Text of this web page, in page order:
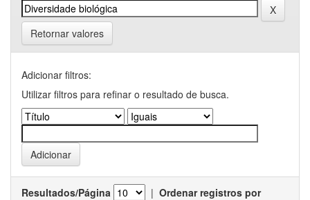
Retornar valores
Adicionar filtros:
Utilizar filtros para refinar o resultado de busca.
Resultados/Página | Ordenar registros por